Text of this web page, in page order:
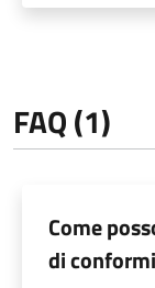
FAQ (1)
Come
di